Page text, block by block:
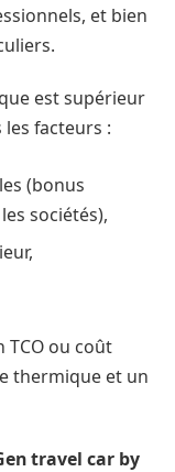
et bien
est supérieur
facteurs :
(bonus
sociétés),
TCO ou coût
thermique et un
travel car by